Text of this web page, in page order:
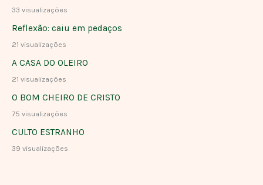
33 visualizações
Reflexão: caiu em pedaços
21 visualizações
A CASA DO OLEIRO
21 visualizações
O BOM CHEIRO DE CRISTO
75 visualizações
CULTO ESTRANHO
39 visualizações